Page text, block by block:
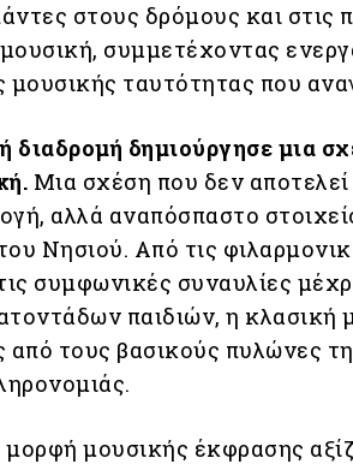
στους δρόμους και στις
συμμετέχοντας
μουσικής ταυτότητας που
διαδρομή δημιούργησε μια
Μια σχέση που δεν
αλλά αναπόσπαστο
Νησιού. Από τις
συμφωνικές συναυλίες
παιδιών, η κλασική
από τους βασικούς πυλώνες
μουσικής έκφρασης